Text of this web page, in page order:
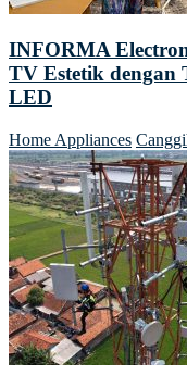
INFORMA
TV Estetik dengan
LED
Home Appliances